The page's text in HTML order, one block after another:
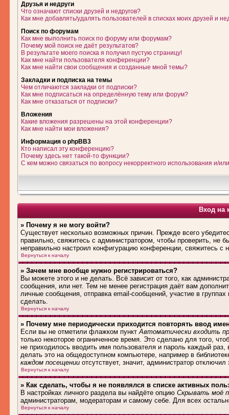
Друзья и недруги
Что означают списки друзей и недругов?
Как мне добавлять/удалять пользователей в списках моих друзей и
Поиск по форумам
Как мне выполнить поиск по форуму или форумам?
Почему мой поиск не даёт результатов?
В результате моего поиска я получил пустую страницу!
Как мне найти пользователя конференции?
Как мне найти свои сообщения и созданные мной темы?
Закладки и подписка на темы
Чем отличаются закладки от подписки?
Как мне подписаться на определённую тему или форум?
Как мне отказаться от подписки?
Вложения
Какие вложения разрешены на этой конференции?
Как мне найти мои вложения?
Информация о phpBB3
Кто написал эту конференцию?
Почему здесь нет такой-то функции?
С кем можно связаться по вопросу некорректного использования и/
Вход на
» Почему я не могу войти?
Существует несколько возможных причин. Прежде всего
правильно, свяжитесь с администратором, чтобы проверить, не
неправильно настроил конфигурацию конференции, свяжитесь с
Вернуться к началу
» Зачем мне вообще нужно регистрироваться?
Вы можете этого и не делать. Всё зависит от того, как
сообщения, или нет. Тем не менее регистрация даёт вам
личные сообщения, отправка email-сообщений, участие в
сделать.
Вернуться к началу
» Почему мне периодически приходится повторять ввод
Если вы не отметили флажком пунктАвтоматически входить
только некоторое ограниченное время. Это сделано для того,
не приходилось вводить имя пользователя и пароль каждый
делать это на общедоступном компьютере, например в
каждом посещении отсутствует, значит, администратор
Вернуться к началу
» Как сделать, чтобы я не появлялся в списке активных
В настройках личного раздела вы найдёте опцию Скрывать моё
администраторам, модераторам и самому себе. Для всех
Вернуться к началу